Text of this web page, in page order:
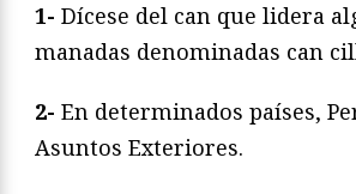
1- Dícese del can que lidera
manadas denominadas can
2- En determinados países,
Asuntos Exteriores.